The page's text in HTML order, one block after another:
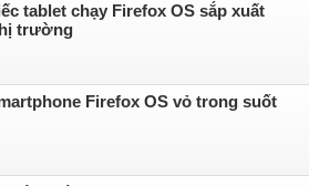
tablet chạy Firefox OS sắp xuất
trường
Firefox OS vỏ trong suốt